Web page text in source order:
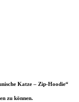
Katze – Zip-Hoodie“
zu können.